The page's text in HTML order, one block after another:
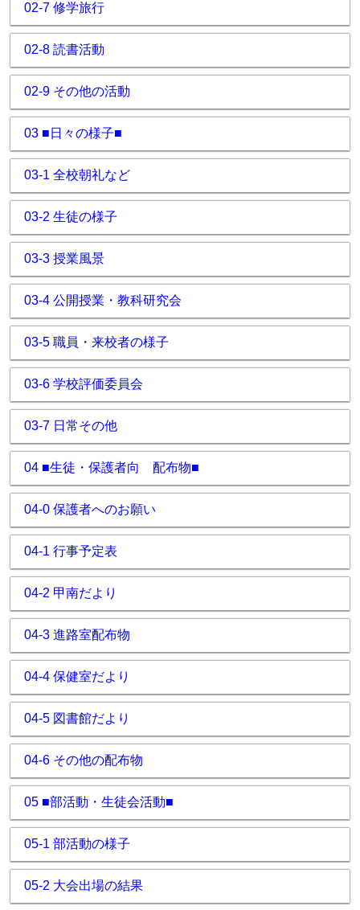
02-7 修学旅行
02-8 読書活動
02-9 その他の活動
03 ■日々の様子■
03-1 全校朝礼など
03-2 生徒の様子
03-3 授業風景
03-4 公開授業・教科研究会
03-5 職員・来校者の様子
03-6 学校評価委員会
03-7 日常その他
04 ■生徒・保護者向 配布物■
04-0 保護者へのお願い
04-1 行事予定表
04-2 甲南だより
04-3 進路室配布物
04-4 保健室だより
04-5 図書館だより
04-6 その他の配布物
05 ■部活動・生徒会活動■
05-1 部活動の様子
05-2 大会出場の結果